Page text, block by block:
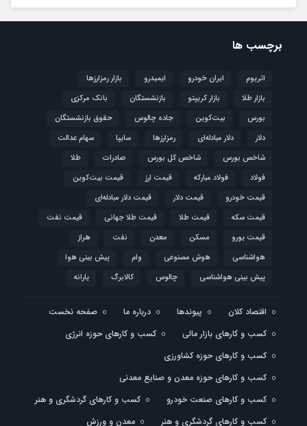
برچسب ها
اتریوم ایران خودرو ایمیدرو
بازار رمزارزها
بازار طلا
بازار کریپتو بازنشستگان
بانک مرکزی
بورس
بیت‌کوین جاده چالوس
حقوق بازنشستگان
دلار
دلار مبادله‌ای رمزارزها سایپا
سهام عدالت
شاخص بورس
شاخص کل بورس صادرات
طلا
فولاد
فولاد مبارکه قیمت ارز
قیمت بیت‌کوین
قیمت خودرو
قیمت دلار
قیمت دلار مبادله‌ای
قیمت سکه
قیمت طلا قیمت طلا جهانی
قیمت نفت
قیمت یورو
مسکن معدن نفت
هراز
هواشناسی
هوش مصنوعی وام
پیش بینی هوا
پیش بینی هواشناسی
چالوس کالابرگ یارانه
اقتصاد کلان پیوندها درباره ما
صفحه نخست
کسب و کارهای بازار مالی
کسب و کارهای حوزه انرژی
کسب و کارهای حوزه کشاورزی
کسب و کارهای حوزه معدن و صنایع معدنی
کسب و کارهای صنعت خودرو
کسب و کارهای گردشگری و هنر
کسب و کارهای گردشگری و هنر
معدن و ورزش